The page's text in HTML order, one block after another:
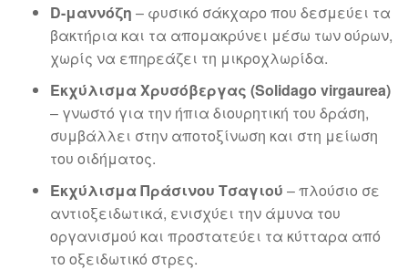
D-μαννόζη – φυσικό σάκχαρο που δεσμεύει τα
βακτήρια και τα απομακρύνει μέσω των ούρων,
χωρίς να επηρεάζει τη μικροχλωρίδα.
Εκχύλισμα Χρυσόβεργας (Solidago virgaurea)
– γνωστό για την ήπια διουρητική του δράση,
συμβάλλει στην αποτοξίνωση και στη μείωση
του οιδήματος.
Εκχύλισμα Πράσινου Τσαγιού – πλούσιο σε
αντιοξειδωτικά, ενισχύει την άμυνα του
οργανισμού και προστατεύει τα κύτταρα από
το οξειδωτικό στρες.